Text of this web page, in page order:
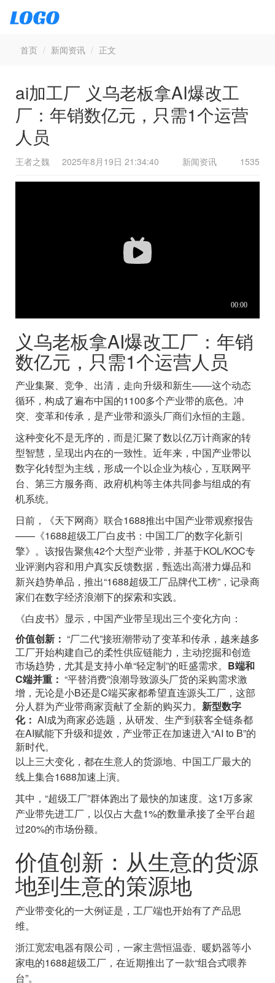
首页 新闻资讯 正文
ai加工厂 义乌老板拿AI爆改工
厂：年销数亿元，只需1个运营
人员
王者之魏 2025年8月19日 21:34:40 新闻资讯 1535
义乌老板拿AI爆改工厂：年销
数亿元，只需1个运营人员
产业集聚、竞争、出清，走向升级和新生——这个动态
循环，构成了遍布中国的1100多个产业带的底色。冲
突、变革和传承，是产业带和源头厂商们永恒的主题。
这种变化不是无序的，而是汇聚了数以亿万计商家的转
型智慧，呈现出内在的一致性。近年来，中国产业带以
数字化转型为主线，形成一个以企业为核心，互联网平
台、第三方服务商、政府机构等主体共同参与组成的有
机系统。
日前，《天下网商》联合1688推出中国产业带观察报告
——《1688超级工厂白皮书：中国工厂的数字化新引
擎》。该报告聚焦42个大型产业带，并基于KOL/KOC专
业评测内容和用户真实反馈数据，甄选出高潜力爆品和
新兴趋势单品，推出“1688超级工厂品牌代工榜”，记录商
家们在数字经济浪潮下的探索和实践。
《白皮书》显示，中国产业带呈现出三个变化方向：
价值创新： “厂二代”接班潮带动了变革和传承，越来越多
工厂开始构建自己的柔性供应链能力，主动挖掘和创造
市场趋势，尤其是支持小单“轻定制”的旺盛需求。 B端和
C端并重： “平替消费”浪潮导致源头厂货的采购需求激
增，无论是小B还是C端买家都希望直连源头工厂，这部
分人群为产业带商家贡献了全新的购买力。 新型数字
化： AI成为商家必选题，从研发、生产到获客全链条都
在AI赋能下升级和提效，产业带正在加速进入“AI to B”的
新时代。
以上三大变化，都在生意人的货源地、中国工厂最大的
线上集合1688加速上演。
其中，“超级工厂”群体跑出了最快的加速度。这1万多家
产业带先进工厂，以仅占大盘1%的数量承接了全平台超
过20%的市场份额。
价值创新：从生意的货源
地到生意的策源地
产业带变化的一大例证是，工厂端也开始有了产品思
维。
浙江宽宏电器有限公司，一家主营恒温壶、暖奶器等小
家电的1688超级工厂，在近期推出了一款“组合式喂养
台”。